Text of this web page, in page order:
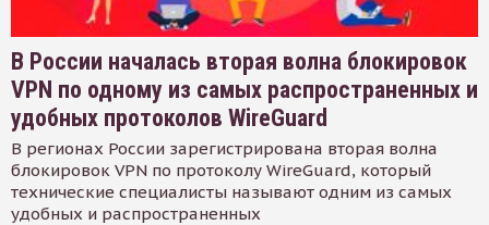
В России началась вторая волна блокировок
VPN по одному из самых распространенных и
удобных протоколов WireGuard
В регионах России зарегистрирована вторая волна
блокировок VPN по протоколу WireGuard, который
технические специалисты называют одним из самых
удобных и распространенных